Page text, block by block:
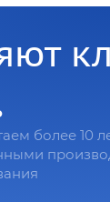
более 10